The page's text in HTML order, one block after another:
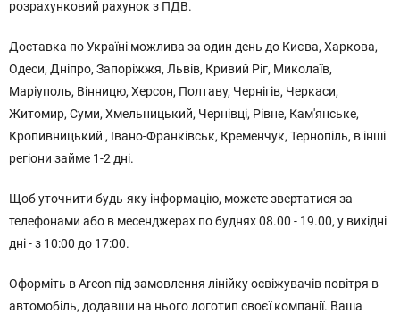
розрахунковий рахунок з ПДВ.
Доставка по Україні можлива за один день до Києва, Харкова,
Одеси, Дніпро, Запоріжжя, Львів, Кривий Ріг, Миколаїв,
Маріуполь, Вінницю, Херсон, Полтаву, Чернігів, Черкаси,
Житомир, Суми, Хмельницький, Чернівці, Рівне, Кам'янське,
Кропивницький , Івано-Франківськ, Кременчук, Тернопіль, в інші
регіони займе 1-2 дні.
Щоб уточнити будь-яку інформацію, можете звертатися за
телефонами або в месенджерах по буднях 08.00 - 19.00, у вихідні
дні - з 10:00 до 17:00.
Оформіть в Areon під замовлення лінійку освіжувачів повітря в
автомобіль, додавши на нього логотип своєї компанії. Ваша